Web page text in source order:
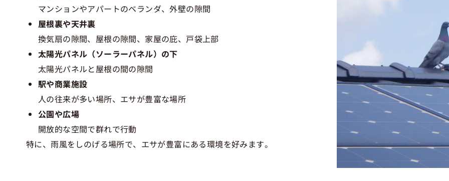
マンションやアパートのベランダ、外壁の隙間
屋根裏や天井裏
換気扇の隙間、屋根の隙間、家屋の庇、戸袋上部
太陽光パネル（ソーラーパネル）の下
太陽光パネルと屋根の間の隙間
駅や商業施設
人の往来が多い場所、エサが豊富な場所
公園や広場
開放的な空間で群れで行動
特に、雨風をしのげる場所で、エサが豊富にある環境を好みます。